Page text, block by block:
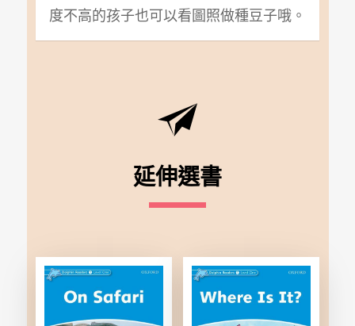
度不高的孩子也可以看圖照做種豆子哦。
延伸選書